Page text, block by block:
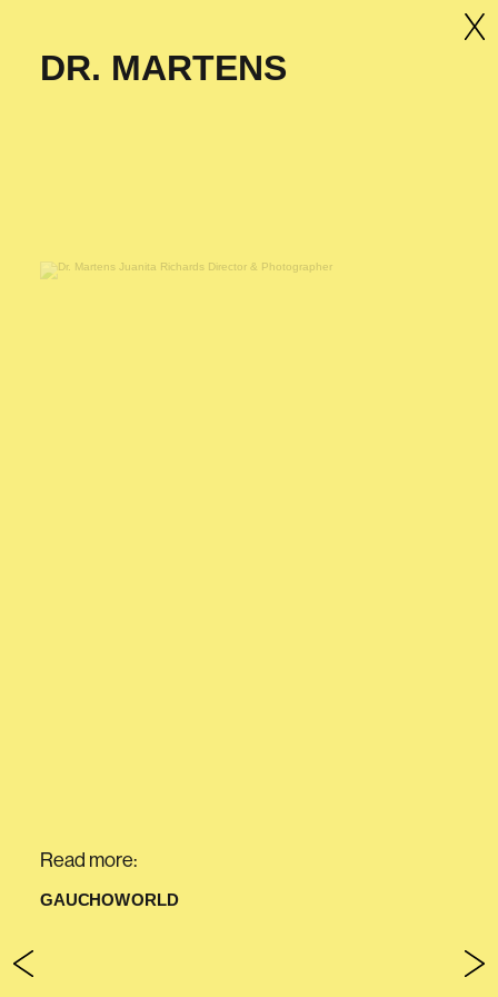
DR. MARTENS
Read more:
GAUCHOWORLD